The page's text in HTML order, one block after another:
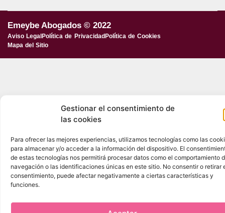
Gestionar el consentimiento de
las cookies
Para ofrecer las mejores experiencias, utilizamos tecnologías como las
para almacenar y/o acceder a la información del dispositivo. El
de estas tecnologías nos permitirá procesar datos como el comportamiento
navegación o las identificaciones únicas en este sitio. No consentir o retirar
consentimiento, puede afectar negativamente a ciertas características y
funciones.
Emeybe Abogados © 2022
Aviso Legal Política de Privacidad Política de Cookies
Mapa del Sitio